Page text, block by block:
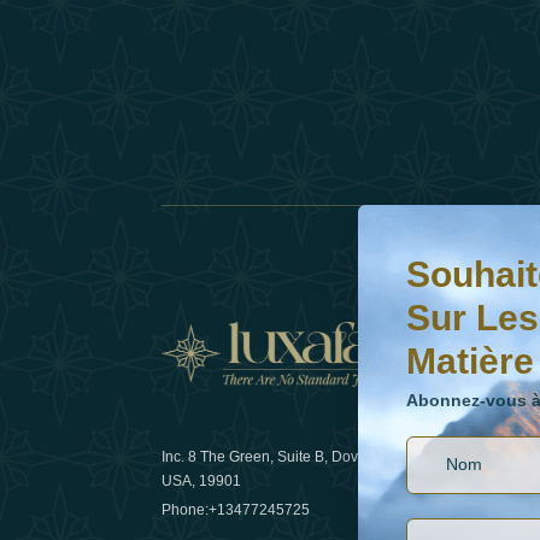
Inc. 8 The Green, Suite B, Dover, DE
USA, 19901
Phone:+13477245725
Comment
les
Souhaitez-vous en
Abonnez-vous à
Sur
Abonnez-vous